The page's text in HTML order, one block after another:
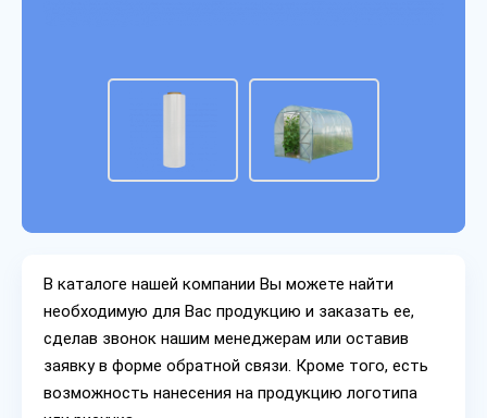
В каталоге нашей компании Вы можете найти
необходимую для Вас продукцию и заказать ее,
сделав звонок нашим менеджерам или оставив
заявку в форме обратной связи. Кроме того, есть
возможность нанесения на продукцию логотипа